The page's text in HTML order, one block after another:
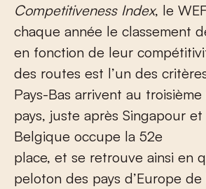
Competitiveness Index, le
chaque année le classement
en fonction de leur
des routes est l’un des
Pays-Bas arrivent au
pays, juste après Singapour et
Belgique occupe la 52e
place, et se retrouve ainsi en
peloton des pays d’Europe de